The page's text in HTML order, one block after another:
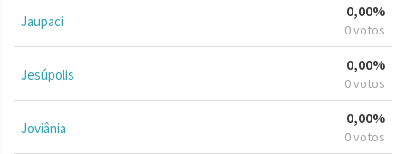
Jaupaci
0,00%
0 votos
Jesúpolis
0,00%
0 votos
Joviânia
0,00%
0 votos